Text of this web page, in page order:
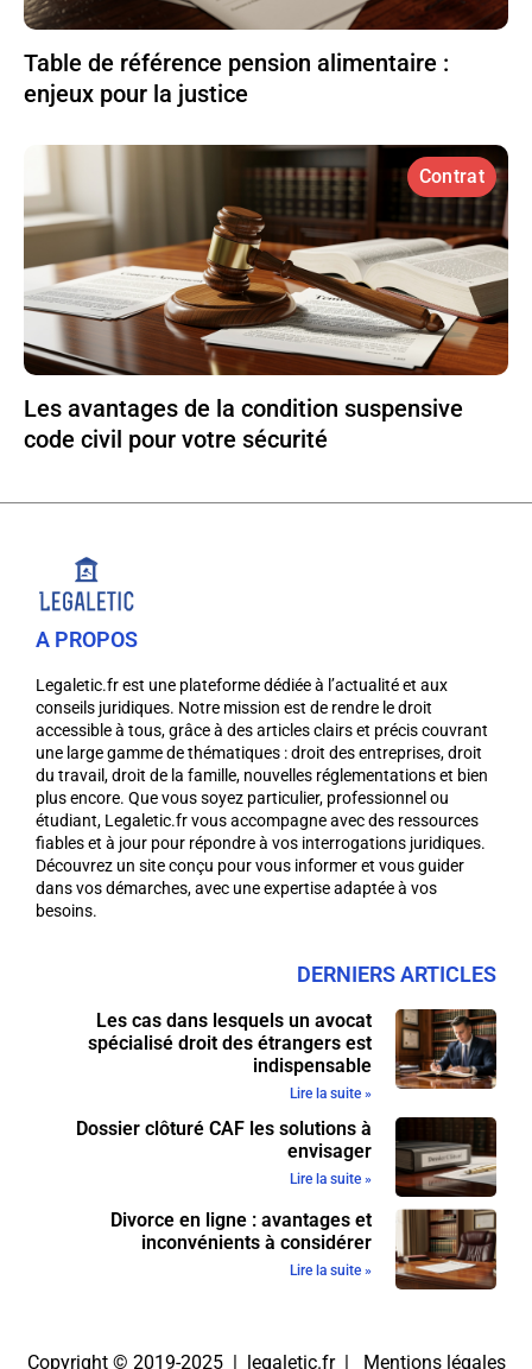
Table de référence pension alimentaire :
enjeux pour la justice
Contrat
Les avantages de la condition suspensive
code civil pour votre sécurité
A PROPOS
Legaletic.fr est une plateforme dédiée à l’actualité et aux
conseils juridiques. Notre mission est de rendre le droit
accessible à tous, grâce à des articles clairs et précis couvrant
une large gamme de thématiques : droit des entreprises, droit
du travail, droit de la famille, nouvelles réglementations et bien
plus encore. Que vous soyez particulier, professionnel ou
étudiant, Legaletic.fr vous accompagne avec des ressources
fiables et à jour pour répondre à vos interrogations juridiques.
Découvrez un site conçu pour vous informer et vous guider
dans vos démarches, avec une expertise adaptée à vos
besoins.
DERNIERS ARTICLES
Les cas dans lesquels un avocat
spécialisé droit des étrangers est
indispensable
Lire la suite »
Dossier clôturé CAF les solutions à
envisager
Lire la suite »
Divorce en ligne : avantages et
inconvénients à considérer
Lire la suite »
Copyright © 2019-2025 | legaletic.fr | Mentions légales